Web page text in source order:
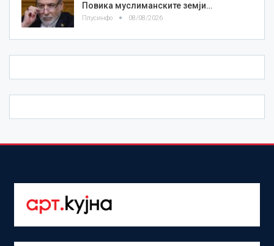
Повика муслиманските земји…
Плусинфо 08/08/2026